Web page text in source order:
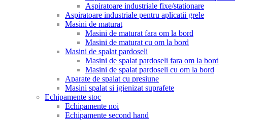
Aspiratoare industriale fixe/stationare
Aspiratoare industriale pentru aplicatii grele
Masini de maturat
Masini de maturat fara om la bord
Masini de maturat cu om la bord
Masini de spalat pardoseli
Masini de spalat pardoseli fara om la bord
Masini de spalat pardoseli cu om la bord
Aparate de spalat cu presiune
Masini spalat si igienizat suprafete
Echipamente stoc
Echipamente noi
Echipamente second hand